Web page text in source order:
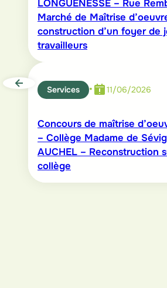
LONGUENESSE – Rue
Marché de Maîtrise
construction d’un foyer de
travailleurs
Services • 11/06/2026
Concours de maîtrise
– Collège Madame de
AUCHEL – Reconstruction
collège